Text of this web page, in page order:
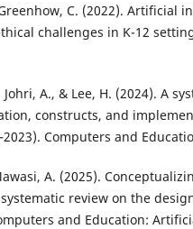
C. (2022). Artificial
challenges in K-12
A., & Lee, H. (2024). A
constructs, and
Computers and
A. (2025).
review on the
and Education: